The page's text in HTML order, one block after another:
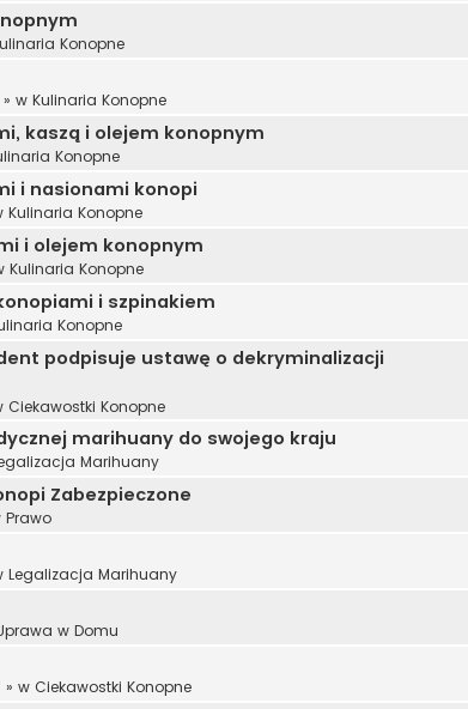
Konopne
» w Kulinaria Konopne
kaszą i olejem konopnym
Konopne
i nasionami konopi
Kulinaria Konopne
i olejem konopnym
Kulinaria Konopne
i szpinakiem
Konopne
podpisuje ustawę o dekryminalizacji
Ciekawostki Konopne
marihuany do swojego kraju
Marihuany
Zabezpieczone
Prawo
Legalizacja Marihuany
w Domu
» w Ciekawostki Konopne